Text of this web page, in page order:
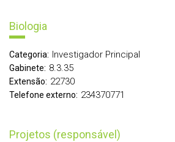
Biologia
Categoria: Investigador Principal
Gabinete: 8.3.35
Extensão: 22730
Telefone externo: 234370771
Projetos (responsável)